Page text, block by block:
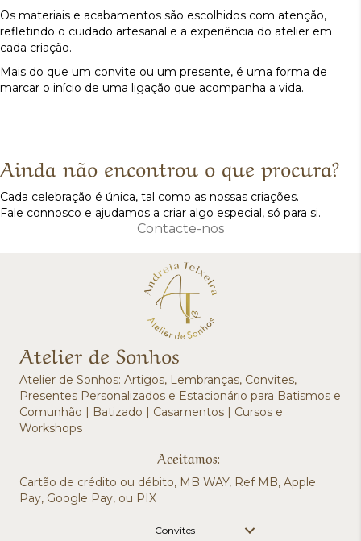
Os materiais e acabamentos são escolhidos com atenção,
refletindo o cuidado artesanal e a experiência do atelier em
cada criação.
Mais do que um convite ou um presente, é uma forma de
marcar o início de uma ligação que acompanha a vida.
Ainda não encontrou o que procura?
Cada celebração é única, tal como as nossas criações.
Fale connosco e ajudamos a criar algo especial, só para si.
Contacte-nos
Atelier de Sonhos
Atelier de Sonhos: Artigos, Lembranças, Convites,
Presentes Personalizados e Estacionário para Batismos e
Comunhão | Batizado | Casamentos | Cursos e
Workshops
Aceitamos:
Cartão de crédito ou débito, MB WAY, Ref MB, Apple
Pay, Google Pay, ou PIX
Convites